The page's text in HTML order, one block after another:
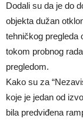
Dodali su da je do
objekta dužan
tehničkog pregleda
tokom probnog
pregledom.
Kako su za
koje je jedan od
bila predviđena